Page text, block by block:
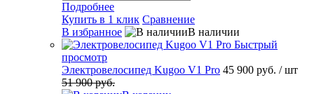
Подробнее
Купить в 1 клик Сравнение
В избранное
В наличии
Быстрый
просмотр
Электровелосипед Kugoo V1 Pro 45 900 руб. / шт
51 900 руб.